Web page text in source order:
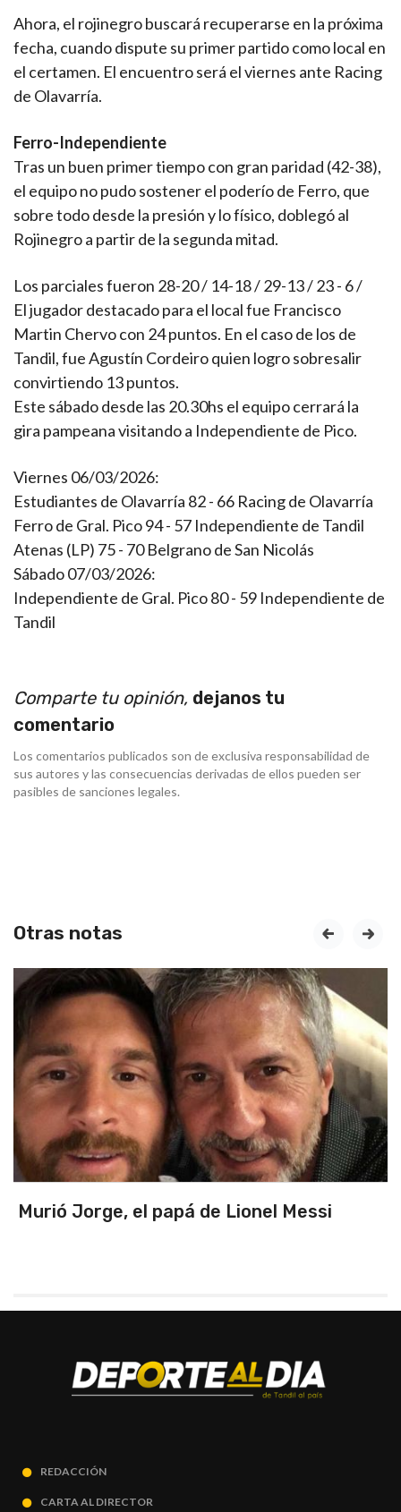
Ahora, el rojinegro buscará recuperarse en la próxima
fecha, cuando dispute su primer partido como local en
el certamen. El encuentro será el viernes ante Racing
de Olavarría.
Ferro-Independiente
Tras un buen primer tiempo con gran paridad (42-38),
el equipo no pudo sostener el poderío de Ferro, que
sobre todo desde la presión y lo físico, doblegó al
Rojinegro a partir de la segunda mitad.
Los parciales fueron 28-20 / 14-18 / 29-13 / 23 - 6 /
El jugador destacado para el local fue Francisco
Martin Chervo con 24 puntos. En el caso de los de
Tandil, fue Agustín Cordeiro quien logro sobresalir
convirtiendo 13 puntos.
Este sábado desde las 20.30hs el equipo cerrará la
gira pampeana visitando a Independiente de Pico.
Viernes 06/03/2026:
Estudiantes de Olavarría 82 - 66 Racing de Olavarría
Ferro de Gral. Pico 94 - 57 Independiente de Tandil
Atenas (LP) 75 - 70 Belgrano de San Nicolás
Sábado 07/03/2026:
Independiente de Gral. Pico 80 - 59 Independiente de
Tandil
Comparte tu opinión, dejanos tu
comentario
Los comentarios publicados son de exclusiva responsabilidad de
sus autores y las consecuencias derivadas de ellos pueden ser
pasibles de sanciones legales.
Otras notas
Jorge, el papá de Lionel Messi
prev next
REDACCIÓN
CARTA AL DIRECTOR